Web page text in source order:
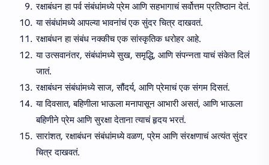
रक्षाबंधन हा पर्व संबंधांमध्ये प्रेम आणि सहभागाचं सर्वोत्तम प्रतिष्ठान देतं.
या संबंधांमध्ये आपल्या भावनांचं एक सुंदर चित्र दाखवतं.
रक्षाबंधन हा संबंध नक्कीच एक सांस्कृतिक धरोहर आहे.
या उत्सवानंतर, संबंधांमध्ये सुख, समृद्धि, आणि संपन्नता याचं संकेत दिलं
जातं.
रक्षाबंधन संबंधांमध्ये साज, सौंदर्य, आणि प्रेमाचं एक संगम दिसतं.
या दिवसात, बहिणीला भाऊला मनापासून आभारी असतं, आणि भाऊला
बहिणीने प्रेम आणि सुरक्षा देताना त्याचं हृदय भरतं.
सारांशत, रक्षाबंधन संबंधांमध्ये वळण, प्रेम आणि संरक्षणाचं अत्यंत सुंदर
चित्र दाखवतं.